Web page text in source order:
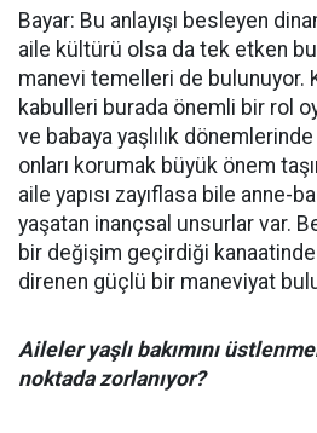
Bayar: Bu anlayışı besleyen
aile kültürü olsa da tek etken
manevi temelleri de bulunuyor.
kabulleri burada önemli bir rol
ve babaya yaşlılık
onları korumak büyük önem
aile yapısı zayıflasa bile anne-
yaşatan inançsal unsurlar var.
bir değişim geçirdiği
direnen güçlü bir maneviyat
Aileler yaşlı bakımını
noktada zorlanıyor?